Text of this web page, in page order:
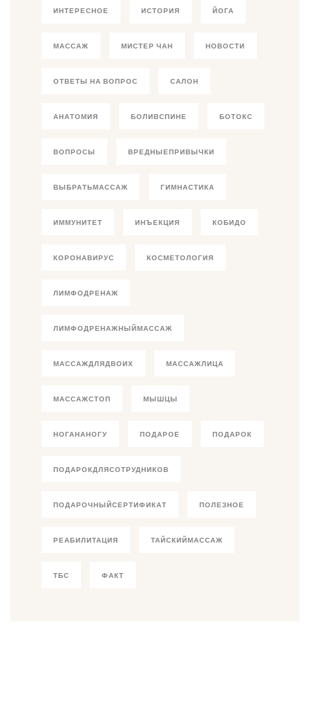
ИНТЕРЕСНОЕ ИСТОРИЯ ЙОГА
МАССАЖ МИСТЕР ЧАН НОВОСТИ
ОТВЕТЫ НА ВОПРОС САЛОН
АНАТОМИЯ БОЛИВСПИНЕ БОТОКС
ВОПРОСЫ ВРЕДНЫЕПРИВЫЧКИ
ВЫБРАТЬМАССАЖ ГИМНАСТИКА
ИММУНИТЕТ ИНЪЕКЦИЯ КОБИДО
КОРОНАВИРУС КОСМЕТОЛОГИЯ
ЛИМФОДРЕНАЖ
ЛИМФОДРЕНАЖНЫЙМАССАЖ
МАССАЖДЛЯДВОИХ МАССАЖЛИЦА
МАССАЖСТОП МЫШЦЫ
НОГАНАНОГУ ПОДАРОЕ ПОДАРОК
ПОДАРОКДЛЯСОТРУДНИКОВ
ПОДАРОЧНЫЙСЕРТИФИКАТ ПОЛЕЗНОЕ
РЕАБИЛИТАЦИЯ ТАЙСКИЙМАССАЖ
ТБС ФАКТ